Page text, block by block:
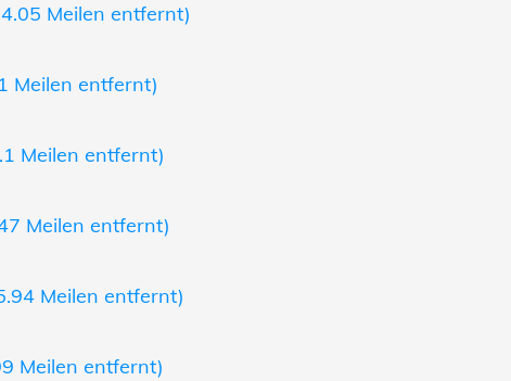
Meilen entfernt)
Meilen entfernt)
Meilen entfernt)
Meilen entfernt)
Meilen entfernt)
Meilen entfernt)